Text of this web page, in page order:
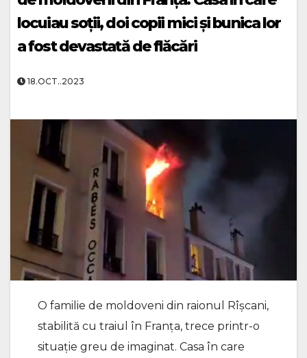
locuiau soții, doi copii mici și bunica lor
a fost devastată de flăcări
18.OCT..2023
O familie de moldoveni din raionul Rîșcani,
stabilită cu traiul în Franța, trece printr-o
situație greu de imaginat. Casa în care